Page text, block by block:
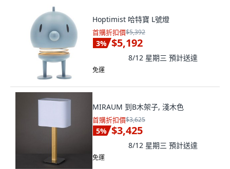
Hoptimist 哈特寶 L號燈
首購折扣價$5,392
3% $5,192
8/12 星期三 預計送達
免運
MIRAUM 到B木架子, 淺木色
首購折扣價$3,625
5% $3,425
8/12 星期三 預計送達
免運